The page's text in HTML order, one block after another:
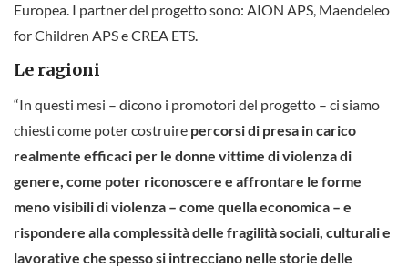
Europea. I partner del progetto sono: AION APS, Maendeleo
for Children APS e CREA ETS.
Le ragioni
“In questi mesi – dicono i promotori del progetto – ci siamo
chiesti come poter costruire percorsi di presa in carico
realmente efficaci per le donne vittime di violenza di
genere, come poter riconoscere e affrontare le forme
meno visibili di violenza – come quella economica – e
rispondere alla complessità delle fragilità sociali, culturali e
lavorative che spesso si intrecciano nelle storie delle